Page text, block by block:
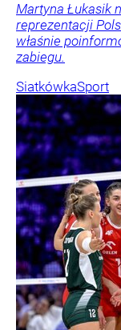
Martyna Łukasik
reprezentacji
właśnie
zabiegu.
SiatkówkaSport